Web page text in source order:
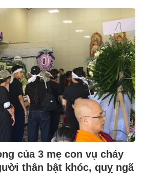
của 3 mẹ con vụ cháy
thân bật khóc, quỵ ngã